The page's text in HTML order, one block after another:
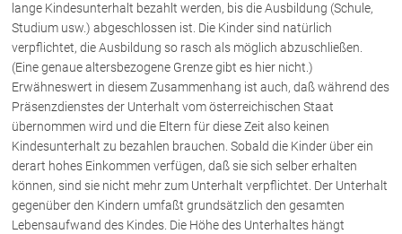
lange Kindesunterhalt bezahlt werden, bis die Ausbildung (Schule,
Studium usw.) abgeschlossen ist. Die Kinder sind natürlich
verpflichtet, die Ausbildung so rasch als möglich abzuschließen.
(Eine genaue altersbezogene Grenze gibt es hier nicht.)
Erwähneswert in diesem Zusammenhang ist auch, daß während des
Präsenzdienstes der Unterhalt vom österreichischen Staat
übernommen wird und die Eltern für diese Zeit also keinen
Kindesunterhalt zu bezahlen brauchen. Sobald die Kinder über ein
derart hohes Einkommen verfügen, daß sie sich selber erhalten
können, sind sie nicht mehr zum Unterhalt verpflichtet. Der Unterhalt
gegenüber den Kindern umfaßt grundsätzlich den gesamten
Lebensaufwand des Kindes. Die Höhe des Unterhaltes hängt